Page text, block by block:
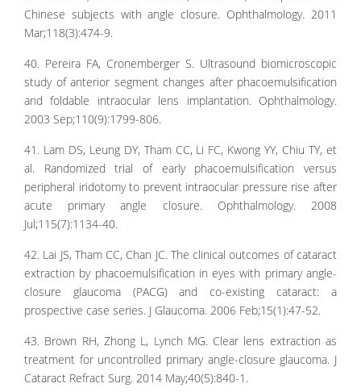
Chinese subjects with angle closure. Ophthalmology. 2011
Mar;118(3):474-9.
40. Pereira FA, Cronemberger S. Ultrasound biomicroscopic
study of anterior segment changes after phacoemulsification
and foldable intraocular lens implantation. Ophthalmology.
2003 Sep;110(9):1799-806.
41. Lam DS, Leung DY, Tham CC, Li FC, Kwong YY, Chiu TY, et
al. Randomized trial of early phacoemulsification versus
peripheral iridotomy to prevent intraocular pressure rise after
acute primary angle closure. Ophthalmology. 2008
Jul;115(7):1134-40.
42. Lai JS, Tham CC, Chan JC. The clinical outcomes of cataract
extraction by phacoemulsification in eyes with primary angle-
closure glaucoma (PACG) and co-existing cataract: a
prospective case series. J Glaucoma. 2006 Feb;15(1):47-52.
43. Brown RH, Zhong L, Lynch MG. Clear lens extraction as
treatment for uncontrolled primary angle-closure glaucoma. J
Cataract Refract Surg. 2014 May;40(5):840-1.